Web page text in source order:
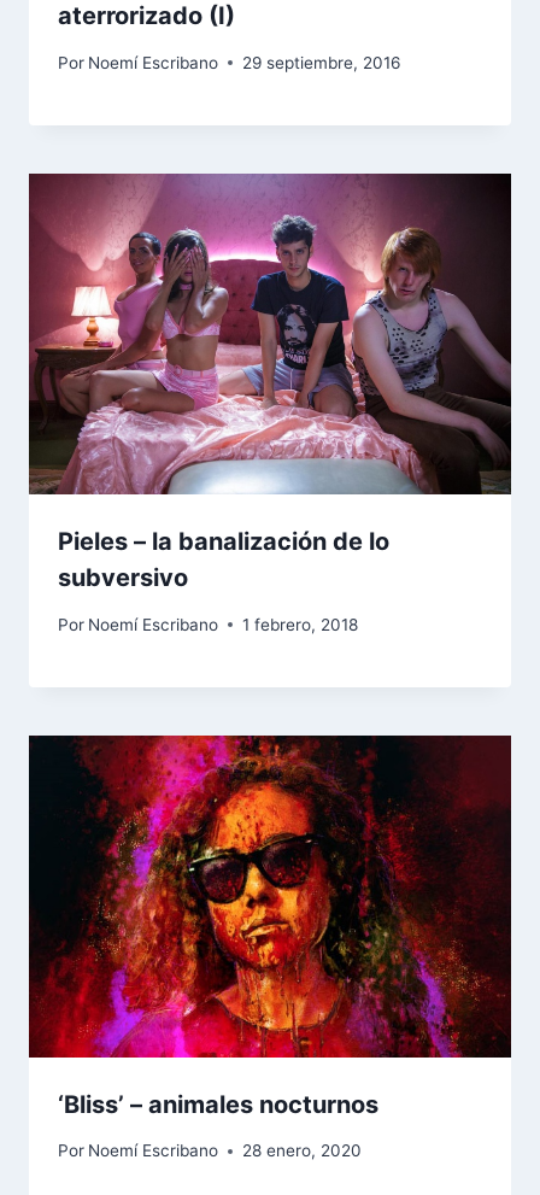
aterrorizado (I)
Por Noemí Escribano 29 septiembre, 2016
Pieles – la banalización de lo
subversivo
Por Noemí Escribano 1 febrero, 2018
‘Bliss’ – animales nocturnos
Por Noemí Escribano 28 enero, 2020